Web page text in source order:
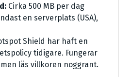
Cirka 500 MB per dag
en serverplats (USA),
Shield har haft en
tidigare. Fungerar
läs villkoren noggrant.